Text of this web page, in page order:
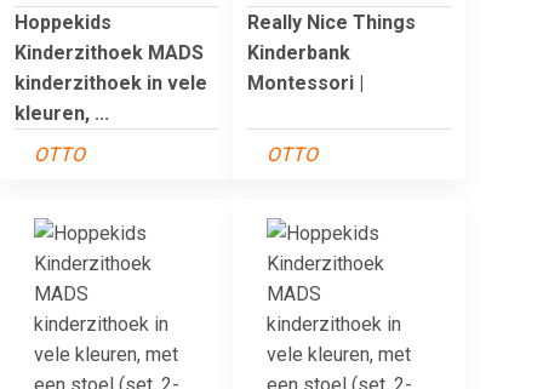
Hoppekids
Kinderzithoek MADS
kinderzithoek in vele
kleuren, ...
OTTO
Really Nice Things
Kinderbank
Montessori |
OTTO